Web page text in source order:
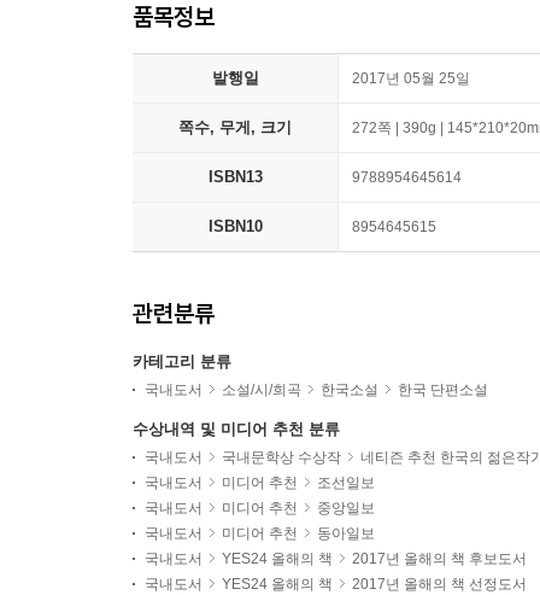
품목정보
발행일 2017년 05월 25일
쪽수, 무게, 크기 272쪽 | 390g |
ISBN13 9788954645614
ISBN10 8954645615
관련분류
카테고리 분류
국내도서 소설/시/희곡 한국소설 한국 단편소설
수상내역 및 미디어 추천 분류
국내도서 국내문학상 수상작
네티즌 추천 한국의 젊은작
국내도서
미디어 추천
조선일보
국내도서
미디어 추천
중앙일보
국내도서
미디어 추천
동아일보
국내도서
YES24 올해의 책
2017년 올해의 책 후보도서
국내도서
YES24 올해의 책 2017년 올해의 책 선정도서